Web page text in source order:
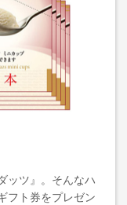
ッツ』。そんなハ
フト券をプレゼン